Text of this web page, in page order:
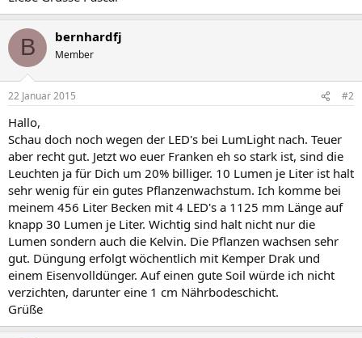
B bernhardfj
Member
22 Januar 2015 #2
Hallo,
Schau doch noch wegen der LED's bei LumLight nach. Teuer
aber recht gut. Jetzt wo euer Franken eh so stark ist, sind die
Leuchten ja für Dich um 20% billiger. 10 Lumen je Liter ist halt
sehr wenig für ein gutes Pflanzenwachstum. Ich komme bei
meinem 456 Liter Becken mit 4 LED's a 1125 mm Länge auf
knapp 30 Lumen je Liter. Wichtig sind halt nicht nur die
Lumen sondern auch die Kelvin. Die Pflanzen wachsen sehr
gut. Düngung erfolgt wöchentlich mit Kemper Drak und
einem Eisenvolldünger. Auf einen gute Soil würde ich nicht
verzichten, darunter eine 1 cm Nährbodeschicht.
Grüße